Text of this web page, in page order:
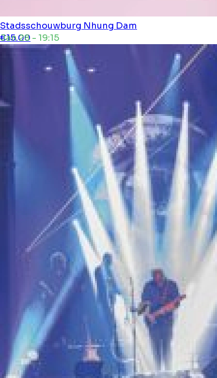
Stadsschouwburg Nhung Dam
Jan 28 - 19:15
€15.00